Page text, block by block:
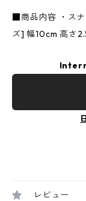
■商品内容 ・ス
ズ] 幅10cm 高さ
レビュー